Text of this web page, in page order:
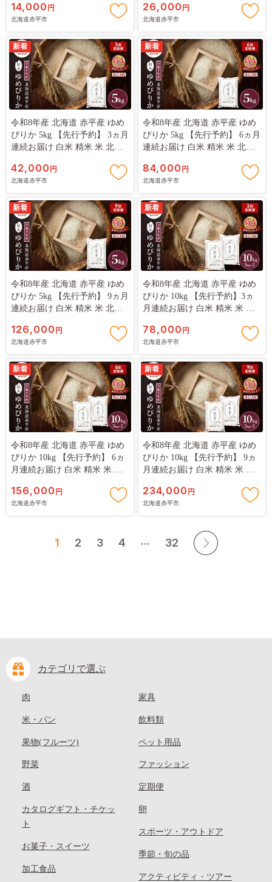
14,000 円
北海道赤平市
26,000 円
北海道赤平市
新着
令和8年産 北海道 赤平産 ゆめ
ぴりか 5kg 【先行予約】 3ヵ月
連続お届け 白米 精米 米 北海
り 定期便 定期 お楽しみ 3回
42,000 円
北海道赤平市
新着
令和8年産 北海道 赤平産 ゆめ
ぴりか 5kg 【先行予約】 6ヵ月
連続お届け 白米 精米 米 北海
り 定期便 定期 お楽しみ 6回
84,000 円
北海道赤平市
新着
令和8年産 北海道 赤平産 ゆめ
ぴりか 5kg 【先行予約】 9ヵ月
連続お届け 白米 精米 米 北海
り 定期便 定期 お楽しみ 9回
126,000 円
北海道赤平市
新着
令和8年産 北海道 赤平産 ゆめ
ぴりか 10kg 【先行予約】3ヵ
月連続お届け 白米 精米 米 北
ぎり 定期便 定期 お楽しみ 3回
78,000 円
北海道赤平市
新着
令和8年産 北海道 赤平産 ゆめ
ぴりか 10kg 【先行予約】 6ヵ
月連続お届け 白米 精米 米 北
ぎり 定期便 定期 お楽しみ 6回
156,000 円
北海道赤平市
新着
令和8年産 北海道 赤平産 ゆめ
ぴりか 10kg 【先行予約】 9ヵ
月連続お届け 白米 精米 米 北
ぎり 定期便 定期 お楽しみ 9回
234,000 円
北海道赤平市
1 2 3 4 ... 32
カテゴリで選ぶ
肉
米・パン
果物(フルーツ)
野菜
酒
カタログギフト・チケッ
ト
お菓子・スイーツ
加工食品
家具
飲料類
ペット用品
ファッション
定期便
卵
スポーツ・アウトドア
季節・旬の品
アクティビティ・ツアー